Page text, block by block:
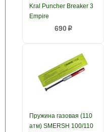
Kral Puncher Breaker 3
Empire
690p
Пружина газовая (110
атм) SMERSH 100/110